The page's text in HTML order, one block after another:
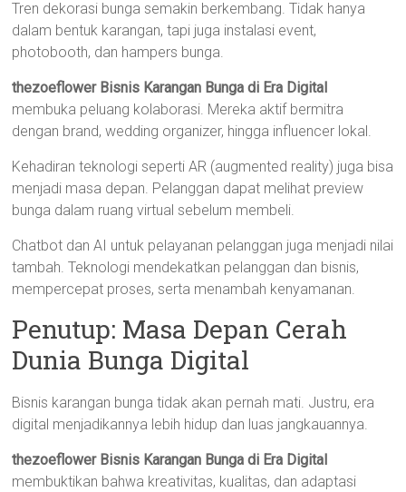
Tren dekorasi bunga semakin berkembang. Tidak hanya
dalam bentuk karangan, tapi juga instalasi event,
photobooth, dan hampers bunga.
thezoeflower Bisnis Karangan Bunga di Era Digital
membuka peluang kolaborasi. Mereka aktif bermitra
dengan brand, wedding organizer, hingga influencer lokal.
Kehadiran teknologi seperti AR (augmented reality) juga bisa
menjadi masa depan. Pelanggan dapat melihat preview
bunga dalam ruang virtual sebelum membeli.
Chatbot dan AI untuk pelayanan pelanggan juga menjadi nilai
tambah. Teknologi mendekatkan pelanggan dan bisnis,
mempercepat proses, serta menambah kenyamanan.
Penutup: Masa Depan Cerah
Dunia Bunga Digital
Bisnis karangan bunga tidak akan pernah mati. Justru, era
digital menjadikannya lebih hidup dan luas jangkauannya.
thezoeflower Bisnis Karangan Bunga di Era Digital
membuktikan bahwa kreativitas, kualitas, dan adaptasi